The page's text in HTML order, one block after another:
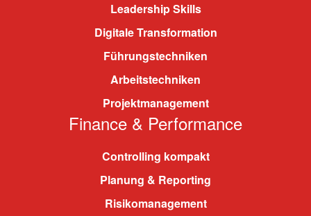
Leadership Skills
Digitale Transformation
Führungstechniken
Arbeitstechniken
Projektmanagement
Finance & Performance
Controlling kompakt
Planung & Reporting
Risikomanagement